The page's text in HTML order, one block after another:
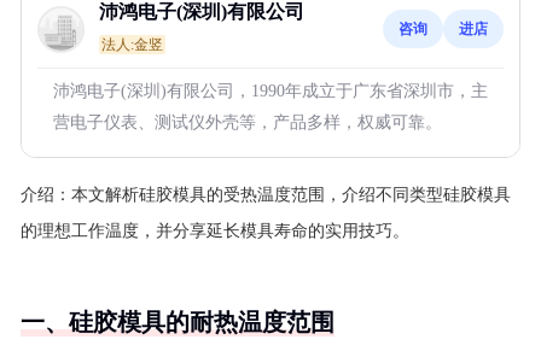
沛鸿电子(深圳)有限公司
法人:金竖
咨询 进店
沛鸿电子(深圳)有限公司，1990年成立于广东省深圳市，主
营电子仪表、测试仪外壳等，产品多样，权威可靠。
介绍： 本文解析硅胶模具的受热温度范围，介绍不同类型硅胶模具
的理想工作温度，并分享延长模具寿命的实用技巧。
一、硅胶模具的耐热温度范围